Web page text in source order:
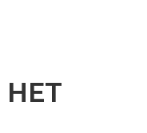
HET